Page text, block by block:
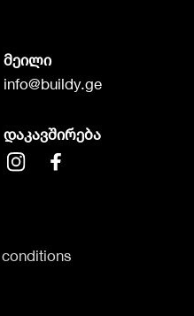
მეილი
info@buildy.ge
დაკავშირება